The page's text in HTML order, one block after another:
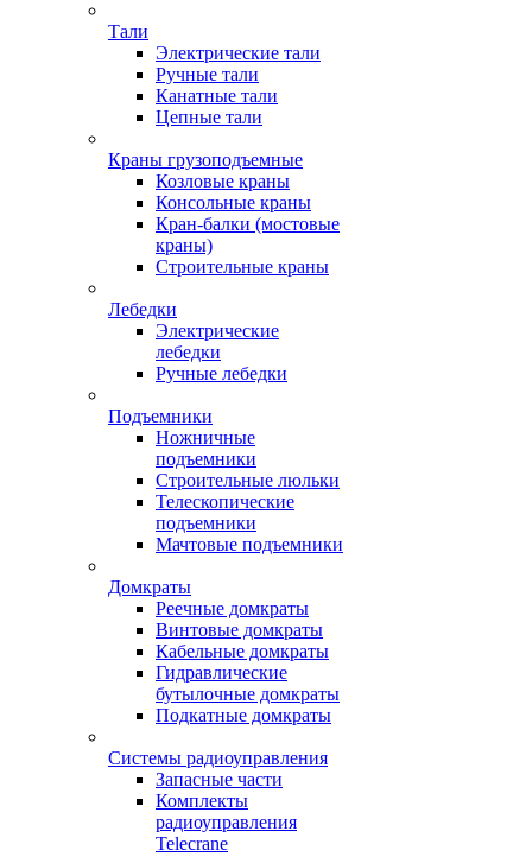
Тали
Электрические тали
Ручные тали
Канатные тали
Цепные тали
Краны грузоподъемные
Козловые краны
Консольные краны
Кран-балки (мостовые
краны)
Строительные краны
Лебедки
Электрические
лебедки
Ручные лебедки
Подъемники
Ножничные
подъемники
Строительные люльки
Телескопические
подъемники
Мачтовые подъемники
Домкраты
Реечные домкраты
Винтовые домкраты
Кабельные домкраты
Гидравлические
бутылочные домкраты
Подкатные домкраты
Системы радиоуправления
Запасные части
Комплекты
радиоуправления
Telecrane